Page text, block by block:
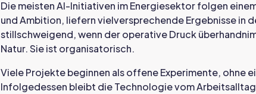
Die meisten AI-Initiativen im Energiesektor folgen
und Ambition, liefern vielversprechende Ergebnisse in
stillschweigend, wenn der operative Druck
Natur. Sie ist organisatorisch.
Viele Projekte beginnen als offene Experimente, ohne
Infolgedessen bleibt die Technologie vom